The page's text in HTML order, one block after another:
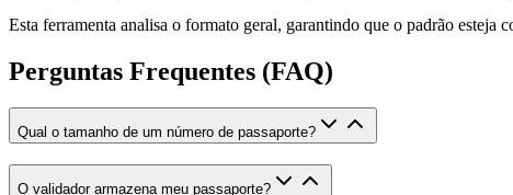
Esta ferramenta analisa o formato geral, garantindo que o padrão esteja
Perguntas Frequentes (FAQ)
Qual o tamanho de um número de passaporte?
O validador armazena meu passaporte?